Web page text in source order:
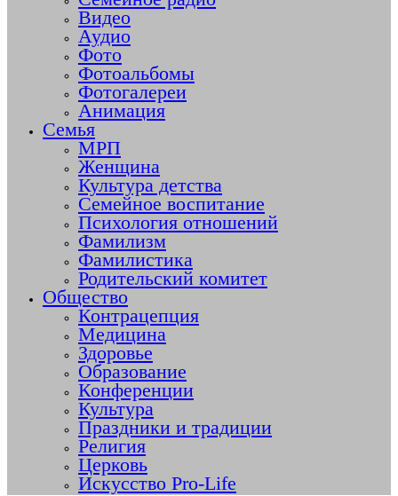
Видео
Аудио
Фото
Фотоальбомы
Фотогалереи
Анимация
Семья
МРП
Женщина
Культура детства
Семейное воспитание
Психология отношений
Фамилизм
Фамилистика
Родительский комитет
Общество
Контрацепция
Медицина
Здоровье
Образование
Конференции
Культура
Праздники и традиции
Религия
Церковь
Искусство Pro-Life